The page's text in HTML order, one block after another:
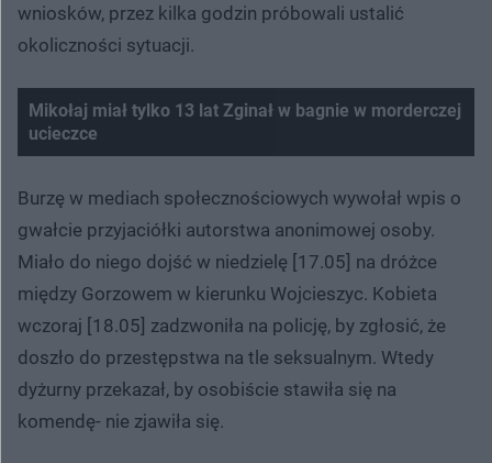
wniosków, przez kilka godzin próbowali ustalić
okoliczności sytuacji.
Mikołaj miał tylko 13 lat Zginał w bagnie w morderczej
ucieczce
Burzę w mediach społecznościowych wywołał wpis o
gwałcie przyjaciółki autorstwa anonimowej osoby.
Miało do niego dojść w niedzielę [17.05] na dróżce
między Gorzowem w kierunku Wojcieszyc. Kobieta
wczoraj [18.05] zadzwoniła na policję, by zgłosić, że
doszło do przestępstwa na tle seksualnym. Wtedy
dyżurny przekazał, by osobiście stawiła się na
komendę- nie zjawiła się.